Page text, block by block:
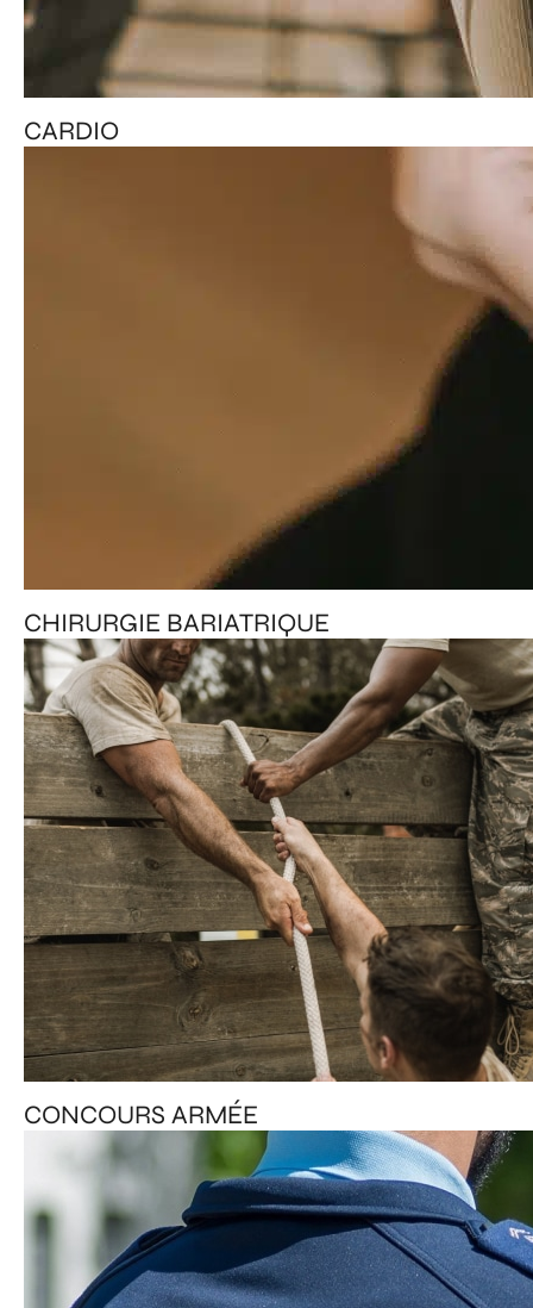
CARDIO
CHIRURGIE BARIATRIQUE
CONCOURS ARMÉE